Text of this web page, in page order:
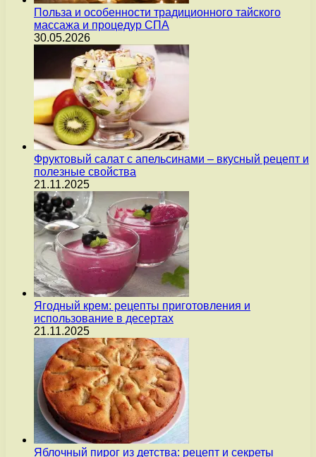
Польза и особенности традиционного тайского
массажа и процедур СПА
30.05.2026
Фруктовый салат с апельсинами – вкусный рецепт и
полезные свойства
21.11.2025
Ягодный крем: рецепты приготовления и
использование в десертах
21.11.2025
Яблочный пирог из детства: рецепт и секреты